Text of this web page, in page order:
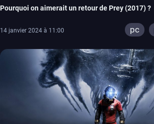
Pourquoi on aimerait un retour de Prey (2017) ?
14 janvier 2024 à 11:00 pc